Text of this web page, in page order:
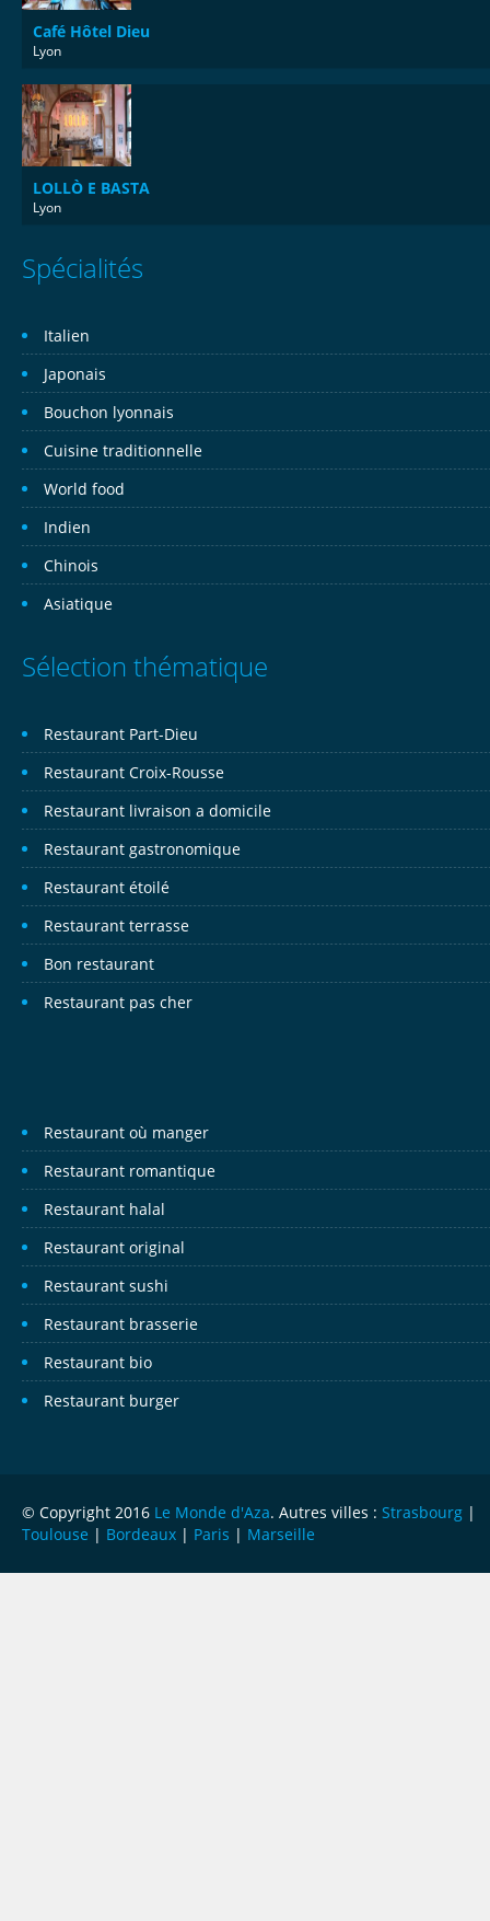
Café Hôtel Dieu
Lyon
LOLLÒ E BASTA
Lyon
Spécialités
Italien
Japonais
Bouchon lyonnais
Cuisine traditionnelle
World food
Indien
Chinois
Asiatique
Sélection thématique
Restaurant Part-Dieu
Restaurant Croix-Rousse
Restaurant livraison a domicile
Restaurant gastronomique
Restaurant étoilé
Restaurant terrasse
Bon restaurant
Restaurant pas cher
Restaurant où manger
Restaurant romantique
Restaurant halal
Restaurant original
Restaurant sushi
Restaurant brasserie
Restaurant bio
Restaurant burger
© Copyright 2016 Le Monde d'Aza. Autres villes : Strasbourg |
Toulouse | Bordeaux | Paris | Marseille